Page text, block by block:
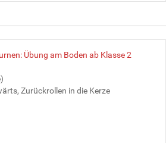
Übung am Boden ab Klasse 2
Zurückrollen in die Kerze